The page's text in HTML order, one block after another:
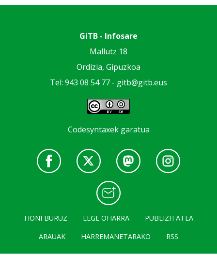
GiTB - Infosare
Mallutz 18
Ordizia, Gipuzkoa
Tel: 943 08 54 77 - gitb@gitb.eus
Codesyntaxek garatua
HONI BURUZ LEGE OHARRA
PUBLIZITATEA
ARAUAK
HARREMANETARAKO RSS